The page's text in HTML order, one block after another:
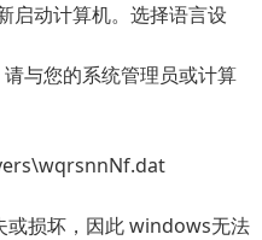
启动计算机。选择语言设
与您的系统管理员或计算
或损坏，因此 windows无法